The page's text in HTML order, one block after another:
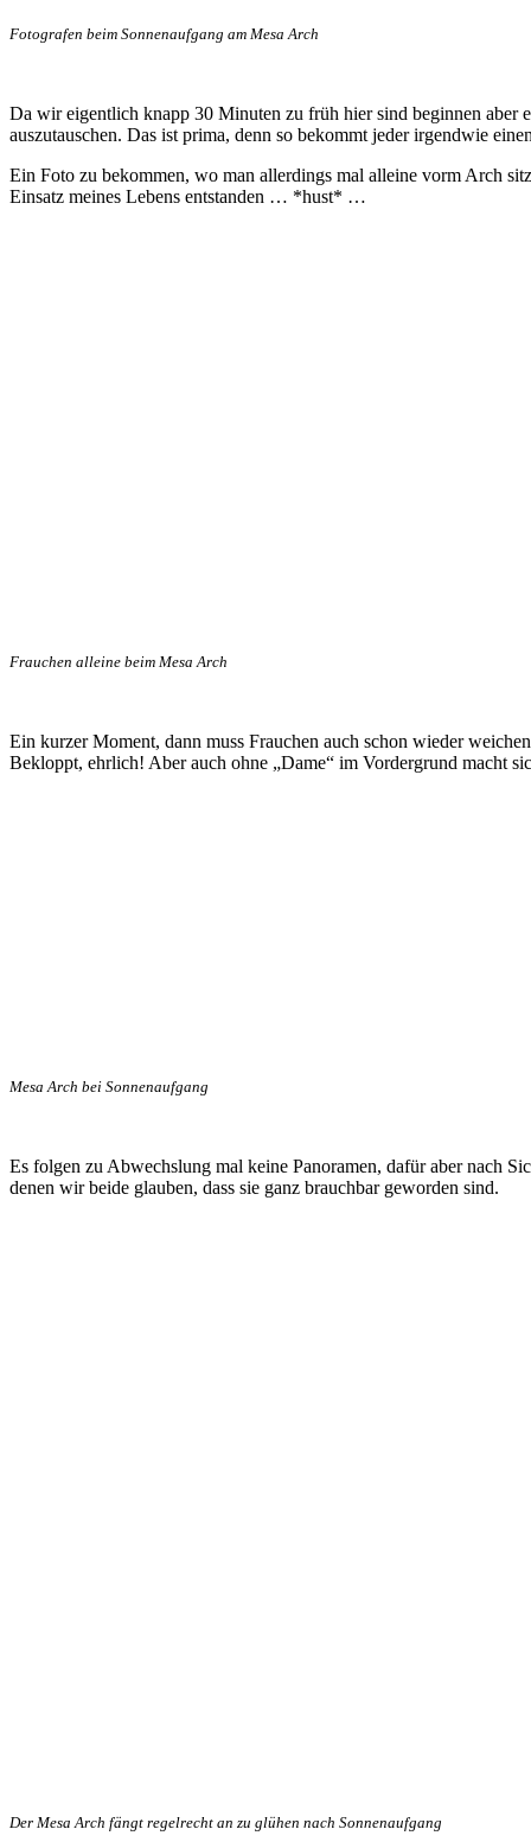
Fotografen beim Sonnenaufgang am Mesa Arch
Da wir eigentlich knapp 30 Minuten zu früh hier sind beginnen aber
auszutauschen. Das ist prima, denn so bekommt jeder irgendwie
Ein Foto zu bekommen, wo man allerdings mal alleine vorm Arch
Einsatz meines Lebens entstanden … *hust* …
Frauchen alleine beim Mesa Arch
Ein kurzer Moment, dann muss Frauchen auch schon wieder
Bekloppt, ehrlich! Aber auch ohne „Dame“ im Vordergrund
Mesa Arch bei Sonnenaufgang
Es folgen zu Abwechslung mal keine Panoramen, dafür aber nach
denen wir beide glauben, dass sie ganz brauchbar geworden sind.
Der Mesa Arch fängt regelrecht an zu glühen nach Sonnenaufgang